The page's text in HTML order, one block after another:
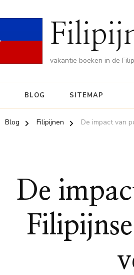
vakantie boeken in de
BLOG SITEMAP
Blog Filipijnen De impact van
De